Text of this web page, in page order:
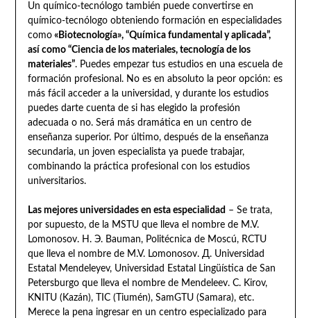
Un químico-tecnólogo también puede convertirse en
químico-tecnólogo obteniendo formación en especialidades
como«Biotecnología», “Química fundamental y aplicada”,
así como “Ciencia de los materiales, tecnología de los
materiales”. Puedes empezar tus estudios en una escuela de
formación profesional. No es en absoluto la peor opción: es
más fácil acceder a la universidad, y durante los estudios
puedes darte cuenta de si has elegido la profesión
adecuada o no. Será más dramática en un centro de
enseñanza superior. Por último, después de la enseñanza
secundaria, un joven especialista ya puede trabajar,
combinando la práctica profesional con los estudios
universitarios.
Las mejores universidades en esta especialidad – Se trata,
por supuesto, de la MSTU que lleva el nombre de M.V.
Lomonosov. Н. Э. Bauman, Politécnica de Moscú, RCTU
que lleva el nombre de M.V. Lomonosov. Д. Universidad
Estatal Mendeleyev, Universidad Estatal Lingüística de San
Petersburgo que lleva el nombre de Mendeleev. С. Kirov,
KNITU (Kazán), TIC (Tiumén), SamGTU (Samara), etc.
Merece la pena ingresar en un centro especializado para